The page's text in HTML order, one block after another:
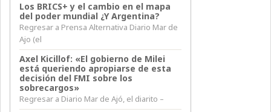
Los BRICS+ y el cambio en el mapa
del poder mundial ¿Y Argentina?
Regresar a Prensa Alternativa Diario Mar de
Ajo (el
Axel Kicillof: «El gobierno de Milei
está queriendo apropiarse de esta
decisión del FMI sobre los
sobrecargos»
Regresar a Diario Mar de Ajó, el diarito –